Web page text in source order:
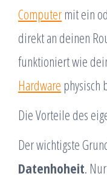
Computer mit ein
direkt an deinen
funktioniert wie
Hardware physisch
Die Vorteile des
Der wichtigste
Datenhoheit.